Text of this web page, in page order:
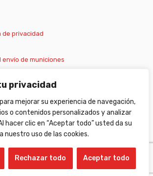
privacidad
mejorar su experiencia de navegación,
o contenidos personalizados y analizar
hacer clic en “Aceptar todo” usted da su
nuestro uso de las cookies.
Rechazar todo Aceptar todo
de privacidad
de municiones
envío de armas